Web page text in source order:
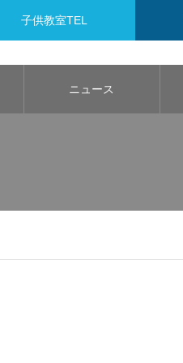
子供教室TEL
ニュース